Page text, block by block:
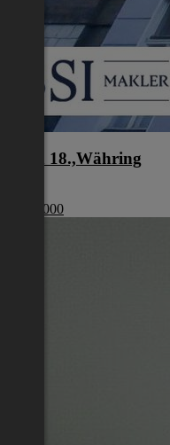
Wien 18.,Währing
€ 329 000